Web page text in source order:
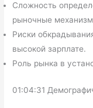
Сложность
рыночные
Риски
высокой зарплате.
Роль рынка в
01:04:31